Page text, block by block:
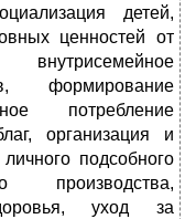
детей,
ценностей от
формирование
потребление
организация и
подсобного
уход за